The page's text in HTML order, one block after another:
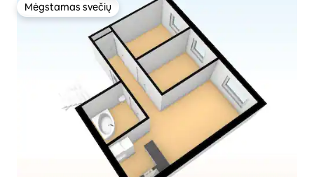
Mėgstamas svečių
Mėgstamas svečių